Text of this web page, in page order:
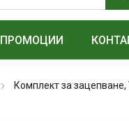
ПРОМОЦИИ
Комплект за зацепване,